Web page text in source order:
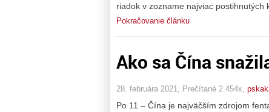
riadok v zozname najviac
Pokračovanie článku
Ako sa Čína
28. februára 2021, Prečítané 2 454x,
Po 11 – Čína je najväčším zdrojom